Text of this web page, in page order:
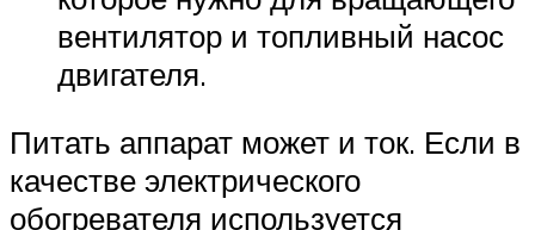
вентилятор и топливный насос
двигателя.
Питать аппарат может и ток. Если в
качестве электрического
обогревателя используется